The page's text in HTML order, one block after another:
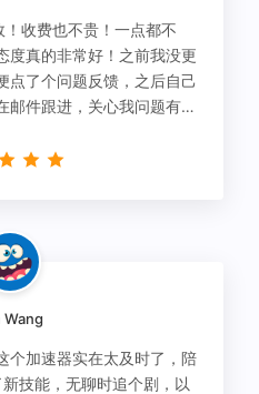
收费也不贵！一点都不
度真的非常好！之前我没更
点了个问题反馈，之后自己
邮件跟进，关心我问题有没
Wang
个加速器实在太及时了，陪
技能，无聊时追个剧，以